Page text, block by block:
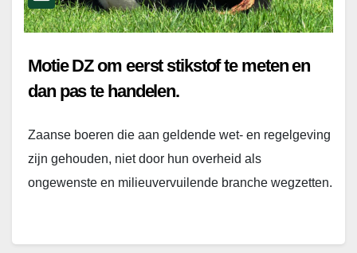
Motie DZ om eerst stikstof te meten en
dan pas te handelen.
Zaanse boeren die aan geldende wet- en regelgeving
zijn gehouden, niet door hun overheid als
ongewenste en milieuvervuilende branche wegzetten.